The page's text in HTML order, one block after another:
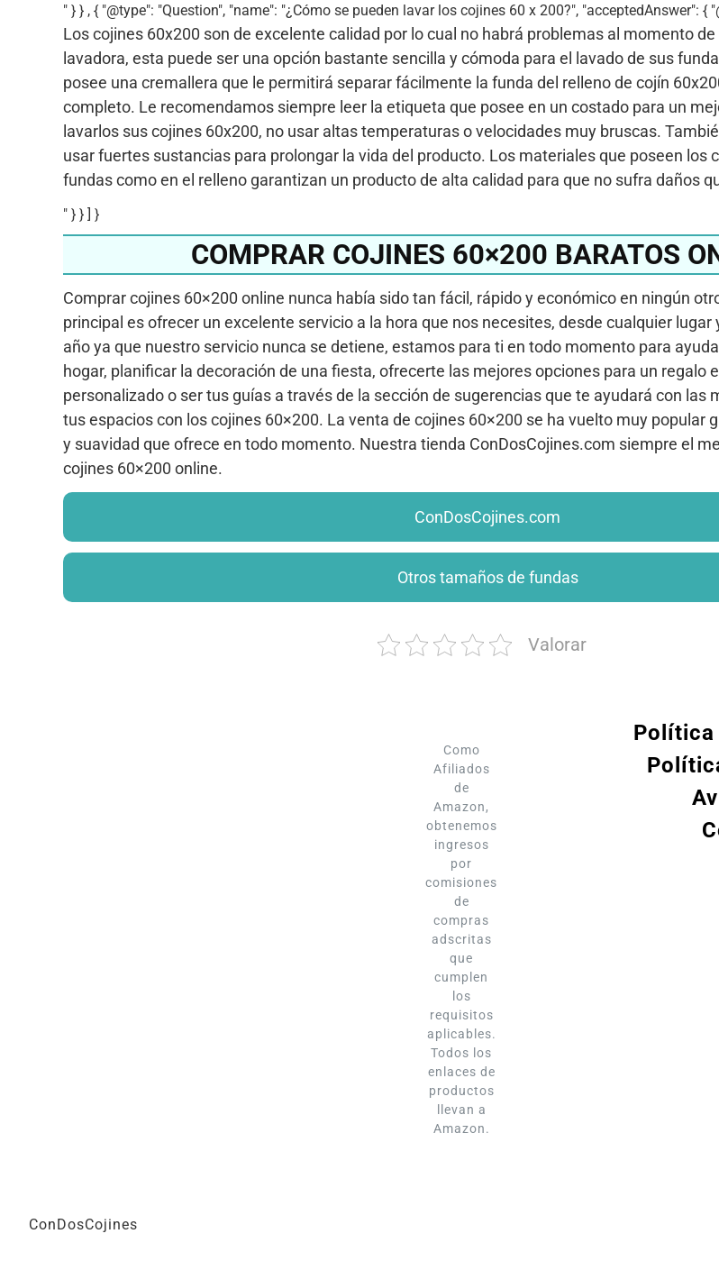
" } } , { "@type": "Question", "name": "¿Cómo se pueden lavar los cojines 60 x 200?", "acceptedAnswer": {
Los cojines 60x200 son de excelente calidad por lo cual no habrá problemas al momento
lavadora, esta puede ser una opción bastante sencilla y cómoda para el lavado de sus
posee una cremallera que le permitirá separar fácilmente la funda del relleno de cojín
completo. Le recomendamos siempre leer la etiqueta que posee en un costado para un
lavarlos sus cojines 60x200, no usar altas temperaturas o velocidades muy bruscas.
usar fuertes sustancias para prolongar la vida del producto. Los materiales que poseen los
fundas como en el relleno garantizan un producto de alta calidad para que no sufra daños
" } } ] }
COMPRAR COJINES 60×200 BARATOS
Comprar cojines 60×200 online nunca había sido tan fácil, rápido y económico en ningún
principal es ofrecer un excelente servicio a la hora que nos necesites, desde cualquier lugar
año ya que nuestro servicio nunca se detiene, estamos para ti en todo momento para
hogar, planificar la decoración de una fiesta, ofrecerte las mejores opciones para un regalo
personalizado o ser tus guías a través de la sección de sugerencias que te ayudará con las
tus espacios con los cojines 60×200. La venta de cojines 60×200 se ha vuelto muy popular
y suavidad que ofrece en todo momento. Nuestra tienda ConDosCojines.com siempre el
cojines 60×200 online.
ConDosCojines.com
Otros tamaños de fundas
Valorar
Como
Afiliados
de
Amazon,
obtenemos
ingresos
por
comisiones
de
compras
adscritas
que
cumplen
los
requisitos
aplicables.
Todos los
enlaces de
productos
llevan a
Amazon.
Política
ConDosCojines